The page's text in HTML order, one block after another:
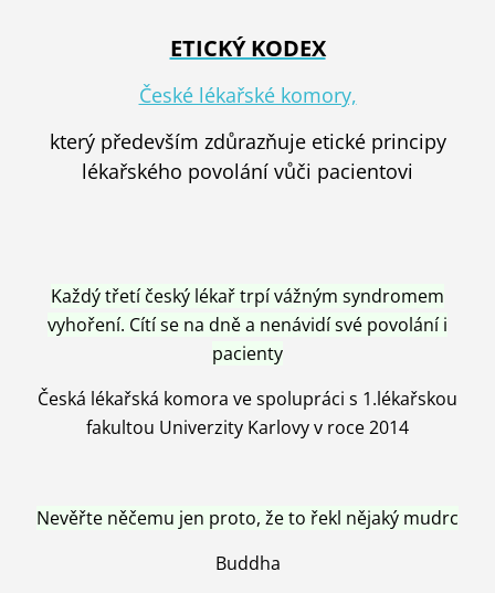
ETICKÝ KODEX
České lékařské komory,
který především zdůrazňuje etické principy
lékařského povolání vůči pacientovi
Každý třetí český lékař trpí vážným syndromem
vyhoření. Cítí se na dně a nenávidí své povolání i
pacienty
Česká lékařská komora ve spolupráci s 1.lékařskou
fakultou Univerzity Karlovy v roce 2014
Nevěřte něčemu jen proto, že to řekl nějaký mudrc
Buddha